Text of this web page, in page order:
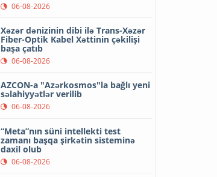
06-08-2026
Xəzər dənizinin dibi ilə Trans-Xəzər
Fiber-Optik Kabel Xəttinin çəkilişi
başa çatıb
06-08-2026
AZCON-a "Azərkosmos"la bağlı yeni
səlahiyyətlər verilib
06-08-2026
“Meta”nın süni intellekti test
zamanı başqa şirkətin sisteminə
daxil olub
06-08-2026